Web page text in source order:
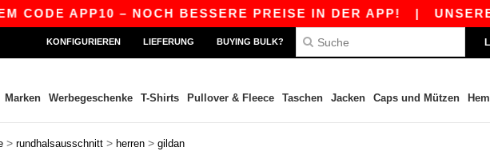
APP10 – NOCH BESSERE PREISE IN DER APP!|UNSERE APP
KONFIGURIEREN LIEFERUNG BUYING BULK?
Marken Werbegeschenke T-Shirts Pullover & Fleece Taschen Jacken Caps und Mützen
> rundhalsausschnitt > herren > gildan